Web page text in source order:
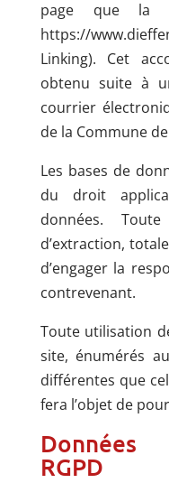
page que la
https://
Linking). Cet
obtenu suite à
courrier
de la Commune
Les bases de
du droit
données.
d’extraction,
d’engager la
contrevenant.
Toute utilisation
site, énumérés
différentes que
fera l’objet de
RGPD